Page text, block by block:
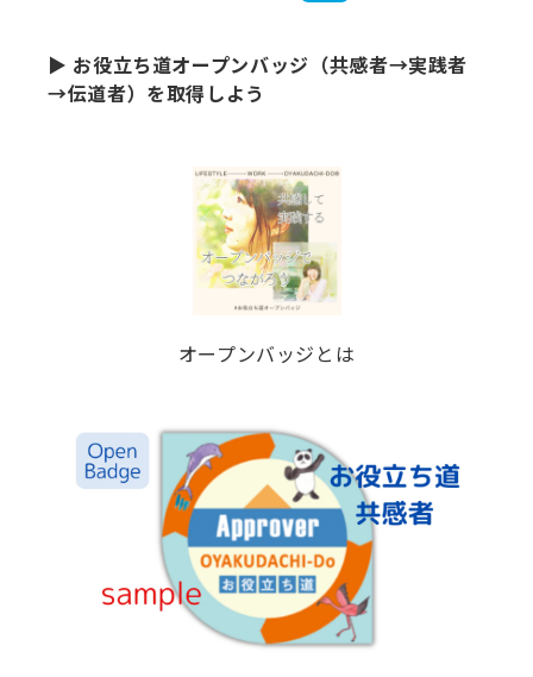
▶ お役立ち道オープンバッジ（共感者→実践者
→伝道者）を取得しよう
オープンバッジとは